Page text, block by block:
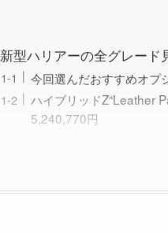
新型ハリアーの全グレード
今回選んだおすすめオプ
ハイブリッドZ“Leather
5,240,770円